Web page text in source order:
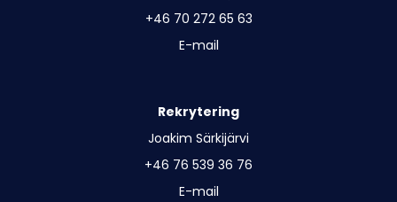
+46 70 272 65 63
E-mail
Rekrytering
Joakim Särkijärvi
+46 76 539 36 76
E-mail